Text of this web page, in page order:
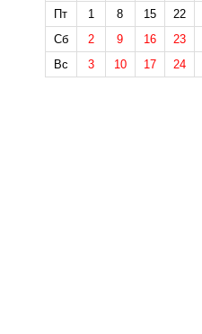
Пт
1 8 15 22
Сб
2 9 16 23
Вс
3 10 17 24